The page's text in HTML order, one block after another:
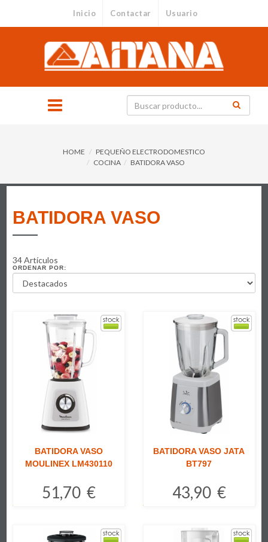
Inicio Contactar Usuario
HOME
PEQUEÑO ELECTRODOMESTICO
COCINA
BATIDORA VASO
BATIDORA VASO
34 Artículos
ORDENAR POR:
BATIDORA VASO
MOULINEX LM430110
51,70 €
BATIDORA VASO JATA
BT797
43,90 €
Comprar